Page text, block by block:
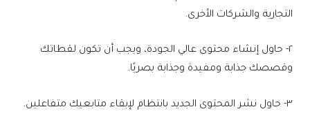
التجارية والشركات الأخرى.
٢- حاول إنشاء محتوى عالي الجودة، ويجب أن تكون لقطاتك
وقصصك جذابة ومفيدة وجذابة بصريًا.
٣- حاول نشر المحتوى الجديد بانتظام لإبقاء متابعيك متفاعلين.